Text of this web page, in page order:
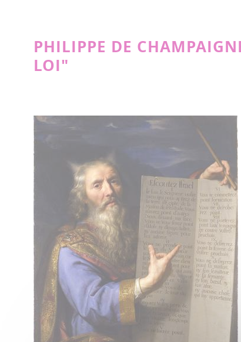
PHILIPPE DE
LOI"